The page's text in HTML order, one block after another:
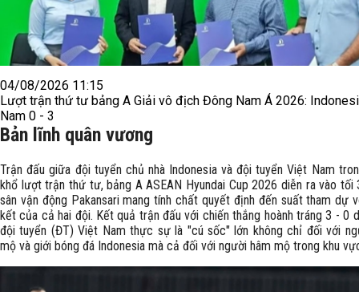
04/08/2026 11:15
Lượt trận thứ tư bảng A Giải vô địch Đông Nam Á 2026:
Nam 0 - 3
Bản lĩnh quân vương
Trận đấu giữa đội tuyển chủ nhà Indonesia và đội tuyển Việt Nam
khổ lượt trận thứ tư, bảng A ASEAN Hyundai Cup 2026 diễn ra vào
sân vận động Pakansari mang tính chất quyết định đến suất tham dự
kết của cả hai đội. Kết quả trận đấu với chiến thắng hoành tráng 3 - 0
đội tuyển (ĐT) Việt Nam thực sự là "cú sốc" lớn không chỉ đối với
mộ và giới bóng đá Indonesia mà cả đối với người hâm mộ trong khu